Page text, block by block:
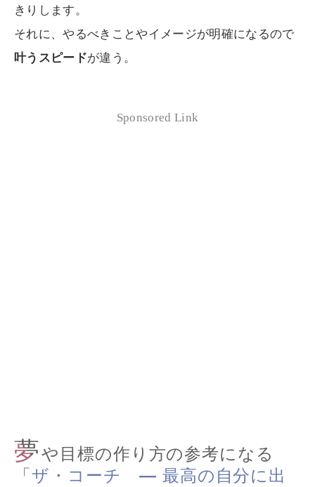
きりします。
それに、やるべきことやイメージが明確になるので
叶うスピードが違う。
Sponsored Link
夢や目標の作り方の参考になる
「 ザ・コーチ ― 最高の自分に出